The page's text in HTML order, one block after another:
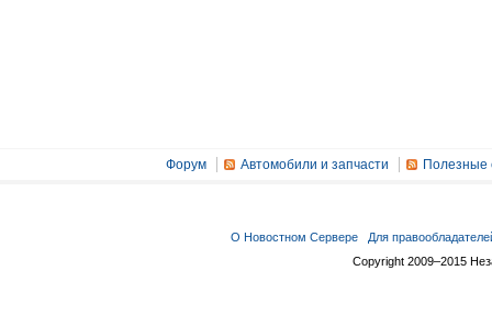
Форум Автомобили и запчасти Полезные
О Новостном Сервере
Для
Copyright 2009–2015